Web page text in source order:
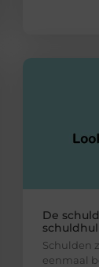
De
Schulden
eenmaal